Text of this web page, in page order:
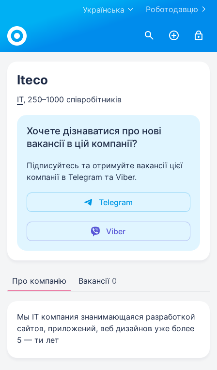
Роботодавцю
Українська
Work.ua
Iteco
IT, 250–1000 співробітників
Хочете дізнаватися про нові
вакансії в цій компанії?
Підписуйтесь та отримуйте вакансії цієї
компанії в Telegram та Viber.
Telegram
Viber
Про компанію Вакансії 0
Мы IT компания знанимающаяся разработкой
сайтов, приложений, веб дизайнов уже более
5 — ти лет